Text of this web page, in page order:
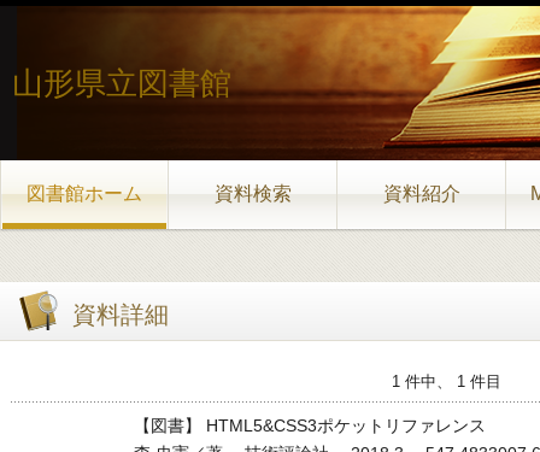
山形県立図書館
図書館ホーム 資料検索 資料紹介
資料詳細
1 件中、 1 件目
【図書】 HTML5&CSS3ポケットリファレンス